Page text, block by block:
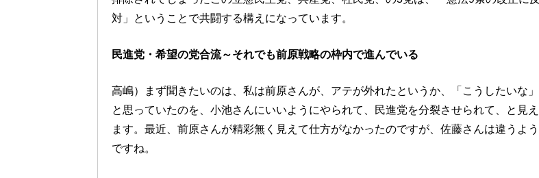
対」ということで共闘する構えになっています。
民進党・希望の党合流～それでも前原戦略の枠内で進んでいる
高嶋）まず聞きたいのは、私は前原さんが、アテが外れたというか、「こうしたいな」
と思っていたのを、小池さんにいいようにやられて、民進党を分裂させられて、と見え
ます。最近、前原さんが精彩無く見えて仕方がなかったのですが、佐藤さんは違うよう
ですね。